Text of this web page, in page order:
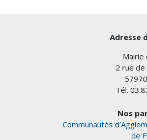
Adresse
Mairie
2 rue de
Tél.
Nos
Communautés
de